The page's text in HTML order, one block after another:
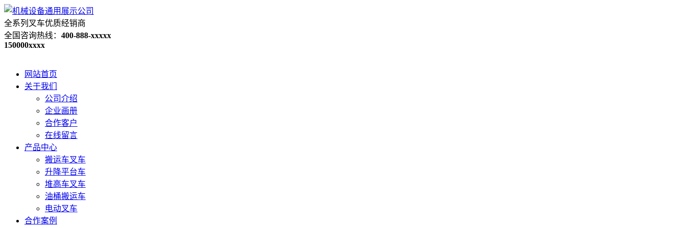
全系列叉车优质经销商
全国咨询热线： 400-888-xxxxx
150000xxxx
网站首页
关于我们
公司介绍
企业画册
合作客户
在线留言
产品中心
搬运车叉车
升降平台车
堆高车叉车
油桶搬运车
电动叉车
合作案例